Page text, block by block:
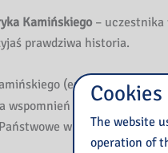
Kamińskiego – uczestnika
prawdziwa historia.
(emerytowanego
w rozmowie z
w Płocku).The website
operation of